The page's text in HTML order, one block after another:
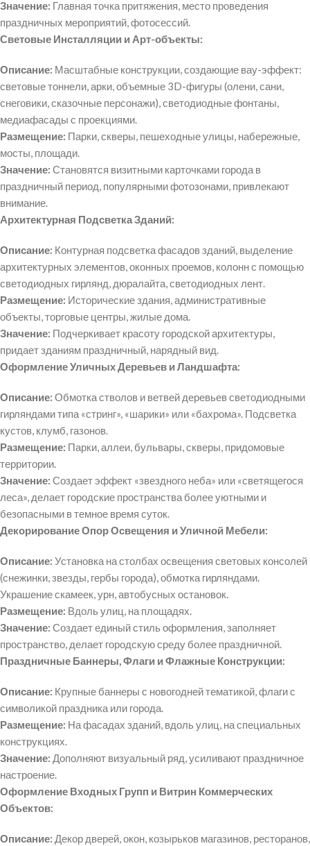
Значение: Главная точка притяжения, место проведения
праздничных мероприятий, фотосессий.
Световые Инсталляции и Арт-объекты:
Описание: Масштабные конструкции, создающие вау-эффект:
световые тоннели, арки, объемные 3D-фигуры (олени, сани,
снеговики, сказочные персонажи), светодиодные фонтаны,
медиафасады с проекциями.
Размещение: Парки, скверы, пешеходные улицы, набережные,
мосты, площади.
Значение: Становятся визитными карточками города в
праздничный период, популярными фотозонами, привлекают
внимание.
Архитектурная Подсветка Зданий:
Описание: Контурная подсветка фасадов зданий, выделение
архитектурных элементов, оконных проемов, колонн с помощью
светодиодных гирлянд, дюралайта, светодиодных лент.
Размещение: Исторические здания, административные
объекты, торговые центры, жилые дома.
Значение: Подчеркивает красоту городской архитектуры,
придает зданиям праздничный, нарядный вид.
Оформление Уличных Деревьев и Ландшафта:
Описание: Обмотка стволов и ветвей деревьев светодиодными
гирляндами типа «стринг», «шарики» или «бахрома». Подсветка
кустов, клумб, газонов.
Размещение: Парки, аллеи, бульвары, скверы, придомовые
территории.
Значение: Создает эффект «звездного неба» или «светящегося
леса», делает городские пространства более уютными и
безопасными в темное время суток.
Декорирование Опор Освещения и Уличной Мебели:
Описание: Установка на столбах освещения световых консолей
(снежинки, звезды, гербы города), обмотка гирляндами.
Украшение скамеек, урн, автобусных остановок.
Размещение: Вдоль улиц, на площадях.
Значение: Создает единый стиль оформления, заполняет
пространство, делает городскую среду более праздничной.
Праздничные Баннеры, Флаги и Флажные Конструкции:
Описание: Крупные баннеры с новогодней тематикой, флаги с
символикой праздника или города.
Размещение: На фасадах зданий, вдоль улиц, на специальных
конструкциях.
Значение: Дополняют визуальный ряд, усиливают праздничное
настроение.
Оформление Входных Групп и Витрин Коммерческих
Объектов:
Описание: Декор дверей, окон, козырьков магазинов, ресторанов,